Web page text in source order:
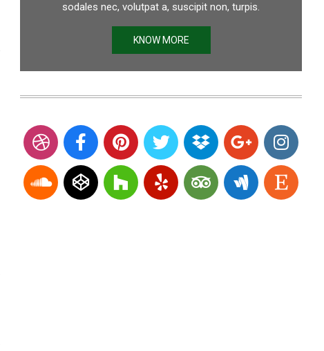
sodales nec, volutpat a, suscipit non, turpis.
KNOW MORE